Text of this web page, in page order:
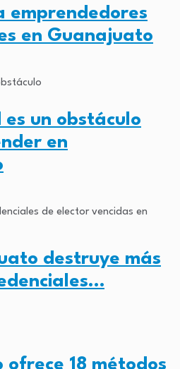
emprendedores
en Guanajuato
es un obstáculo
en
destruye más
18 métodos